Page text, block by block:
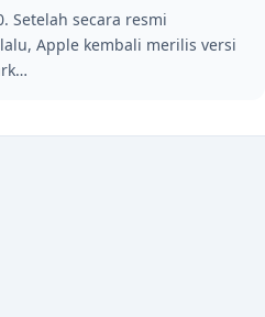
Setelah secara resmi
Apple kembali merilis versi